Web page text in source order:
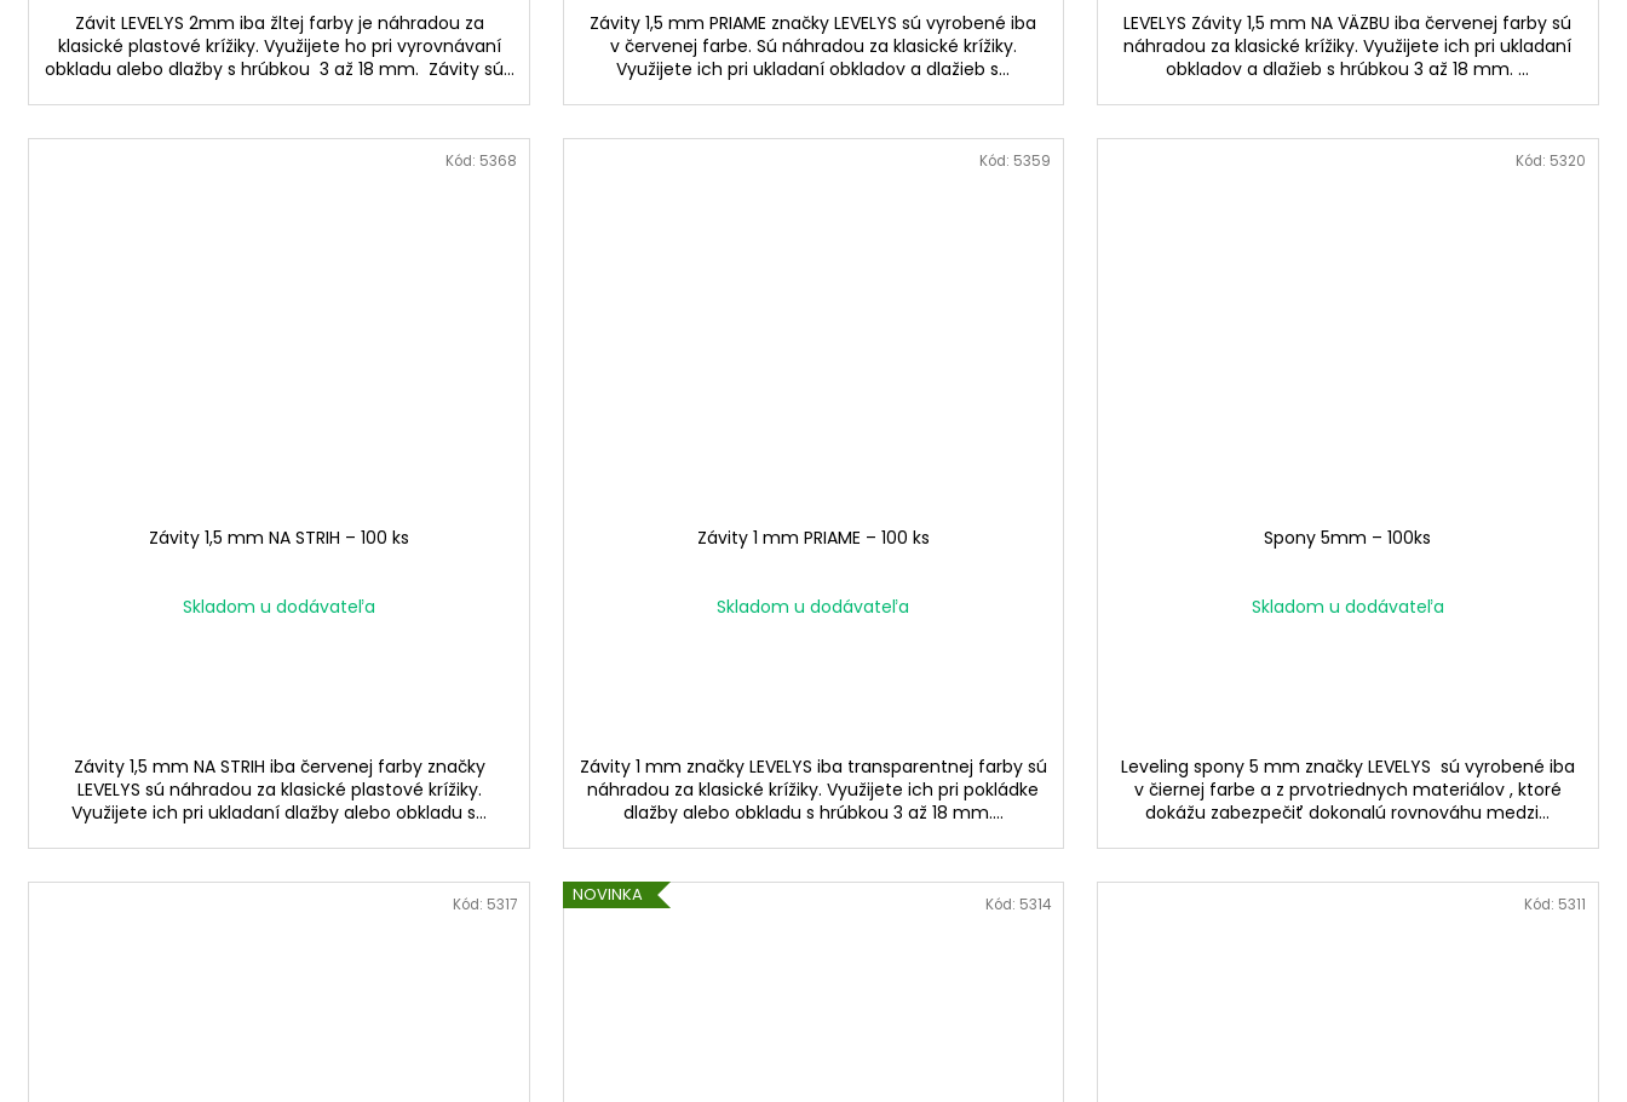
Závit LEVELYS 2mm iba žltej farby je náhradou za
klasické plastové krížiky. Využijete ho pri vyrovnávaní
obkladu alebo dlažby s hrúbkou 3 až 18 mm. Závity sú...
Závity 1,5 mm PRIAME značky LEVELYS sú vyrobené iba
v červenej farbe. Sú náhradou za klasické krížiky.
Využijete ich pri ukladaní obkladov a dlažieb s...
LEVELYS Závity 1,5 mm NA VÄZBU iba červenej farby sú
náhradou za klasické krížiky. Využijete ich pri ukladaní
obkladov a dlažieb s hrúbkou 3 až 18 mm. ...
Závity 1,5 mm NA STRIH – 100 ks
Skladom u dodávateľa
Závity 1,5 mm NA STRIH iba červenej farby značky
LEVELYS sú náhradou za klasické plastové krížiky.
Využijete ich pri ukladaní dlažby alebo obkladu s...
Kód: 5368
Závity 1 mm PRIAME – 100 ks
Skladom u dodávateľa
Závity 1 mm značky LEVELYS iba transparentnej farby sú
náhradou za klasické krížiky. Využijete ich pri pokládke
dlažby alebo obkladu s hrúbkou 3 až 18 mm....
Kód: 5359
Spony 5mm – 100ks
Skladom u dodávateľa
Leveling spony 5 mm značky LEVELYS sú vyrobené iba
v čiernej farbe a z prvotriednych materiálov , ktoré
dokážu zabezpečiť dokonalú rovnováhu medzi...
Kód: 5320
Kód: 5317 NOVINKA Kód: 5314 Kód: 5311